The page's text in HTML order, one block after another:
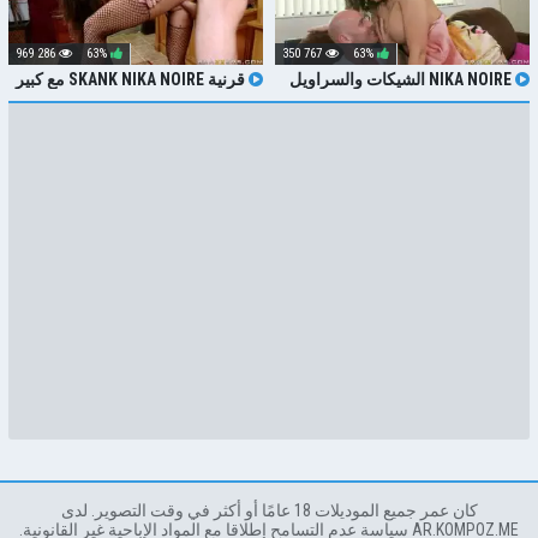
NIKA NOIRE الشيكات والسراويل
مع الديك
63%
767 350
قرنية SKANK NIKA NOIRE مع كبير
الثدي ركوب الخيل ديك في متجر
63%
286 969
كان عمر جميع الموديلات 18 عامًا أو أكثر في وقت التصوير. لدى
AR.KOMPOZ.ME سياسة عدم التسامح إطلاقا مع المواد الإباحية غير القانونية.